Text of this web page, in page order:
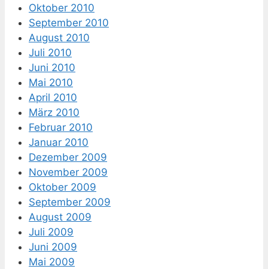
Oktober 2010
September 2010
August 2010
Juli 2010
Juni 2010
Mai 2010
April 2010
März 2010
Februar 2010
Januar 2010
Dezember 2009
November 2009
Oktober 2009
September 2009
August 2009
Juli 2009
Juni 2009
Mai 2009